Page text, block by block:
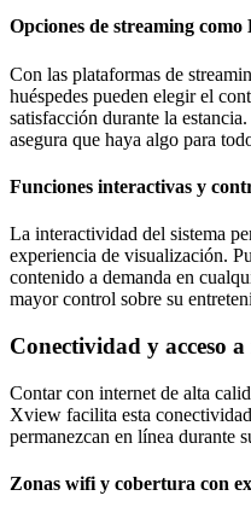
Opciones de streaming
Con las plataformas de
huéspedes pueden elegir el
satisfacción durante la
asegura que haya algo para
Funciones interactivas y
La interactividad del sistema
experiencia de visualización.
contenido a demanda en
mayor control sobre su
Conectividad y acceso
Contar con internet de alta
Xview facilita esta
permanezcan en línea durante
Zonas wifi y cobertura con